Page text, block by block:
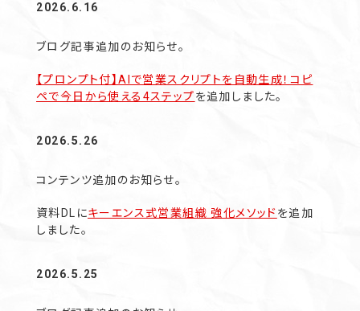
2026.6.16
ブログ記事追加のお知らせ。
【プロンプト付】AIで営業スクリプトを自動生成！コピ
ペで今日から使える4ステップを追加しました。
2026.5.26
コンテンツ追加のお知らせ。
資料DLにキーエンス式営業組織 強化メソッドを追加
しました。
2026.5.25